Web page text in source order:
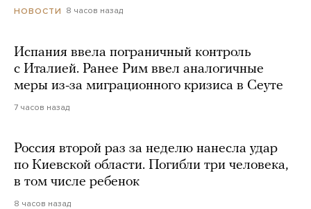
НОВОСТИ 8 часов назад
Испания ввела пограничный контроль
с Италией. Ранее Рим ввел аналогичные
меры из-за миграционного кризиса в Сеуте
7 часов назад
Россия второй раз за неделю нанесла удар
по Киевской области. Погибли три человека,
в том числе ребенок
8 часов назад